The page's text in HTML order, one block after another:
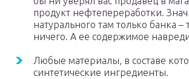
продукт нефтепереработки.
натурального там только банка –
ничего. А ее содержимое
Любые материалы, в составе
синтетические ингредиенты.